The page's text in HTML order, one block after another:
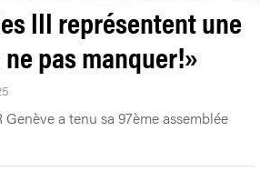
III représentent une
pas manquer!»
Genève a tenu sa 97ème assemblée